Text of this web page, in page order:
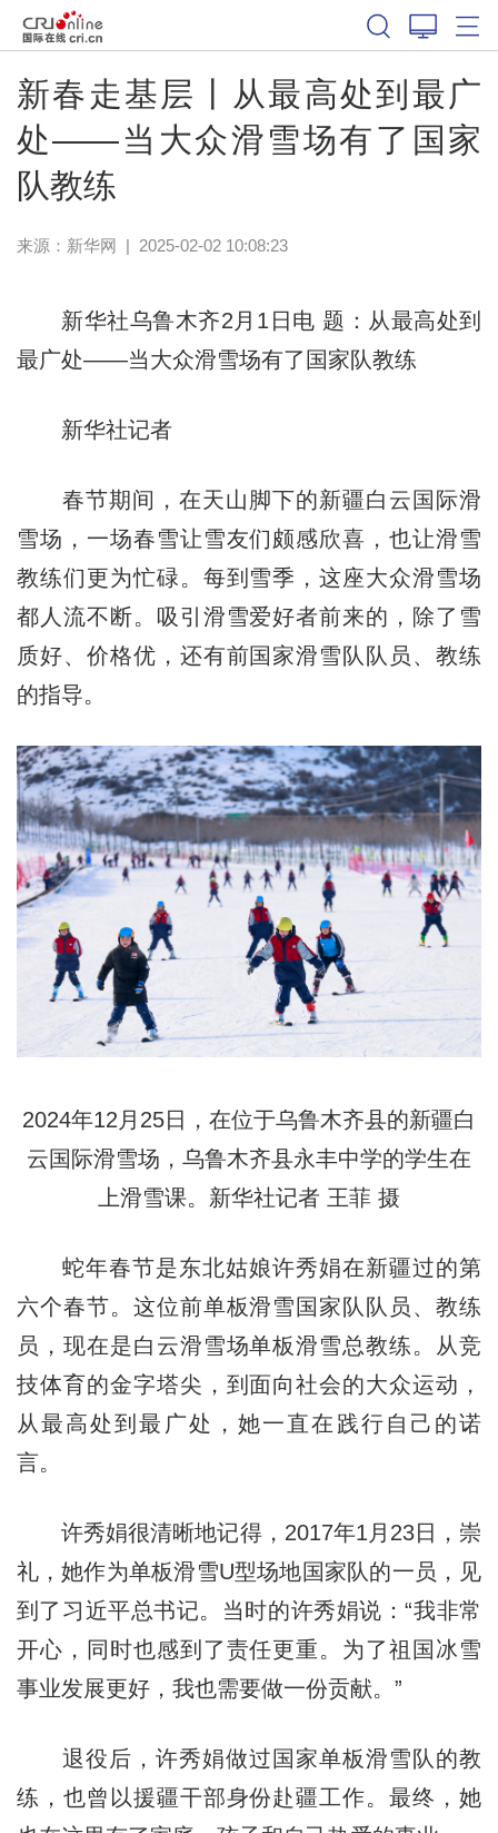
新春走基层丨从最高处到最广
处——当大众滑雪场有了国家
队教练
来源： 新华网 | 2025-02-02 10:08:23
新华社乌鲁木齐2月1日电 题：从最高处到
最广处——当大众滑雪场有了国家队教练
新华社记者
春节期间，在天山脚下的新疆白云国际滑
雪场，一场春雪让雪友们颇感欣喜，也让滑雪
教练们更为忙碌。每到雪季，这座大众滑雪场
都人流不断。吸引滑雪爱好者前来的，除了雪
质好、价格优，还有前国家滑雪队队员、教练
的指导。
2024年12月25日，在位于乌鲁木齐县的新疆白
云国际滑雪场，乌鲁木齐县永丰中学的学生在
上滑雪课。新华社记者 王菲 摄
蛇年春节是东北姑娘许秀娟在新疆过的第
六个春节。这位前单板滑雪国家队队员、教练
员，现在是白云滑雪场单板滑雪总教练。从竞
技体育的金字塔尖，到面向社会的大众运动，
从最高处到最广处，她一直在践行自己的诺
言。
许秀娟很清晰地记得，2017年1月23日，崇
礼，她作为单板滑雪U型场地国家队的一员，见
到了习近平总书记。当时的许秀娟说：“我非常
开心，同时也感到了责任更重。为了祖国冰雪
事业发展更好，我也需要做一份贡献。”
退役后，许秀娟做过国家单板滑雪队的教
练，也曾以援疆干部身份赴疆工作。最终，她